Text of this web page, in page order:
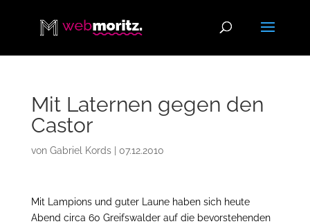
Mit Laternen gegen den
Castor
von Gabriel Kords| 07.12.2010
Mit Lampions und guter Laune haben sich heute
Abend circa 60 Greifswalder auf die bevorstehenden